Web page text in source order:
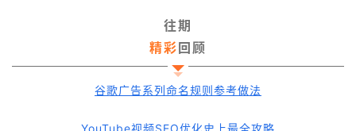
往期
精彩 回顾
谷歌广告系列命名规则参考做法